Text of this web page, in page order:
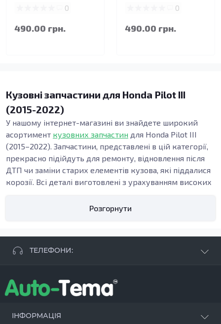
0
490.00 грн.
0
490.00 грн.
Кузовні запчастини для Honda Pilot III
(2015-2022)
У нашому інтернет-магазині ви знайдете широкий
асортимент кузовних запчастин для Honda Pilot III
(2015–2022). Запчастини, представлені в цій категорії,
прекрасно підійдуть для ремонту, відновлення після
ДТП чи заміни старих елементів кузова, які піддалися
корозії. Всі деталі виготовлені з урахуванням високих
кузовні деталі, серед яких пороги, підсилювачі, арки,
бампери та інші елементи, необхідні для відновлення
функцію: пороги забезпечують жорсткість та
стабільність кузова, підсилювачі допомагають у разі
пошкоджень.
Розгорнути
ТЕЛЕФОНИ:
+38 096 250 84 38
+38 099 657 61 50
ІНФОРМАЦІЯ